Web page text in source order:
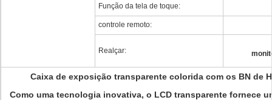
Função da tela de toque:
controle remoto:
Realçar:
Caixa de exposição transparente colorida com os BN de
Como uma tecnologia inovativa, o LCD transparente fornece